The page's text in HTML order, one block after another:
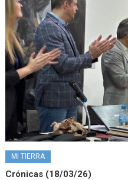
MI TIERRA
Crónicas (18/03/26)